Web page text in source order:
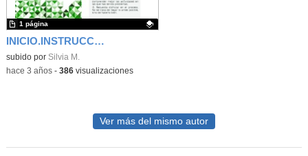
INICIO.INSTRUCCIONES TAREA 5
Contenido educativo.
subido por Silvia M.
1 página
-hace 3 años- 386visualizaciones
Ver más del mismo autor